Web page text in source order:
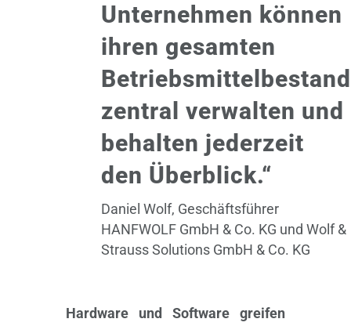
Unternehmen können
ihren gesamten
Betriebsmittelbestand
zentral verwalten und
behalten jederzeit
den Überblick.“
Daniel Wolf, Geschäftsführer
HANFWOLF GmbH & Co. KG und Wolf &
Strauss Solutions GmbH & Co. KG
Hardware und Software greifen